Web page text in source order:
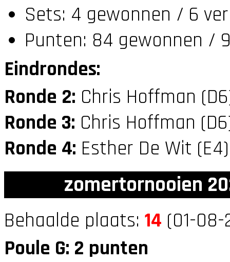
Sets: 4 gewonnen / 6
Punten: 84 gewonnen /
Eindrondes:
Ronde 2: Chris Hoffman
Ronde 3: Chris Hoffman
Ronde 4: Esther De Wit
zomertornooien
Behaalde plaats: 14 (01-
Poule G: 2 punten